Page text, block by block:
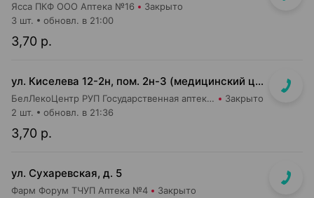
Ясса ПКФ ООО Аптека №16 Закрыто
3,70 р.
3 шт. обновл. в 21:00
ул. Киселева 12-2н, пом. 2н-3 (медицинский центр "Горизонт", 3 этаж)
БелЛекоЦентр РУП Государственная аптека №52 Закрыто
3,70 р.
2 шт. обновл. в 21:36
ул. Сухаревская, д. 5
Фарм Форум ТЧУП Аптека №4 Закрыто